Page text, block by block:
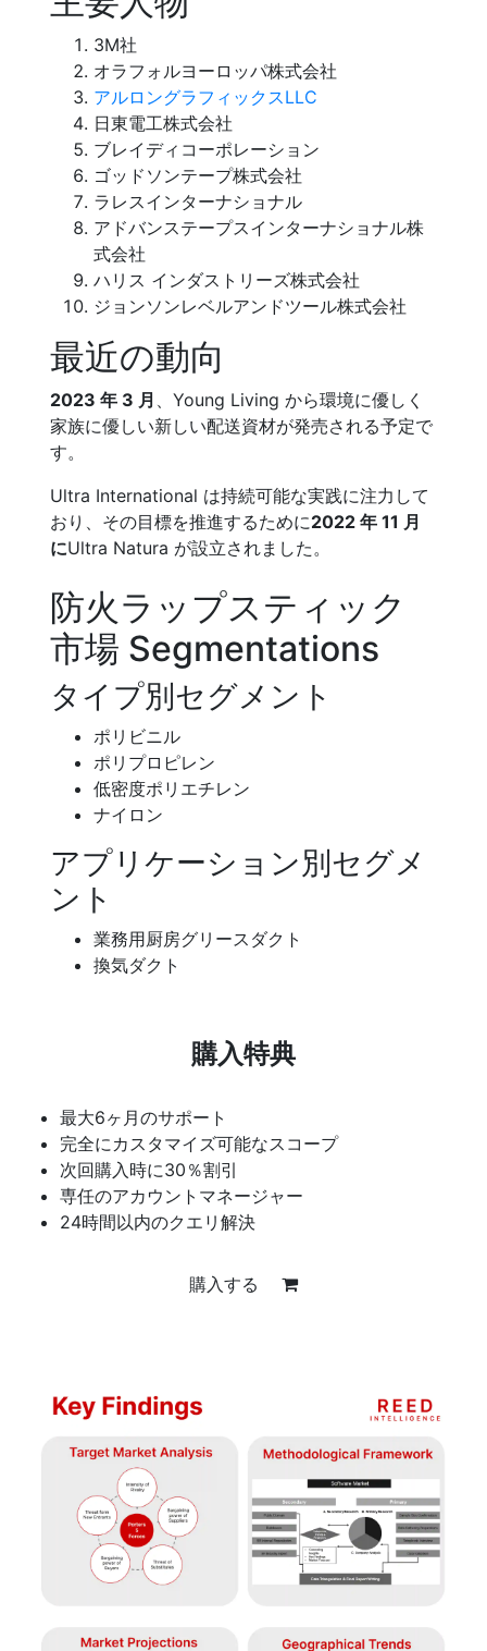
3M社
オラフォルヨーロッパ株式会社
アルロングラフィックスLLC
日東電工株式会社
ブレイディコーポレーション
ゴッドソンテープ株式会社
ラレスインターナショナル
アドバンステープスインターナショナル株
式会社
ハリス インダストリーズ株式会社
ジョンソンレベルアンドツール株式会社
最近の動向
2023 年 3 月
、Young Living から環境に優しく
家族に優しい新しい配送資材が発売される予定で
す。
Ultra International は持続可能な実践に注力して
おり、その目標を推進するために2022 年 11 月
にUltra Natura が設立されました。
防火ラップスティック
市場 Segmentations
タイプ別セグメント
ポリビニル
ポリプロピレン
低密度ポリエチレン
ナイロン
アプリケーション別セグメ
ント
業務用厨房グリースダクト
換気ダクト
購入特典
最大6ヶ月のサポート
完全にカスタマイズ可能なスコープ
次回購入時に30％割引
専任のアカウントマネージャー
24時間以内のクエリ解決
購入する